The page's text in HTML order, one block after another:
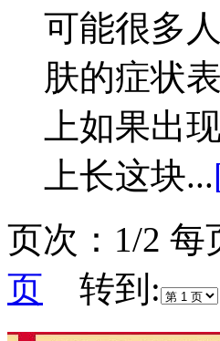
可能很多
肤的症状
上如果出
上长这块...
页次：1/2
页 转到: